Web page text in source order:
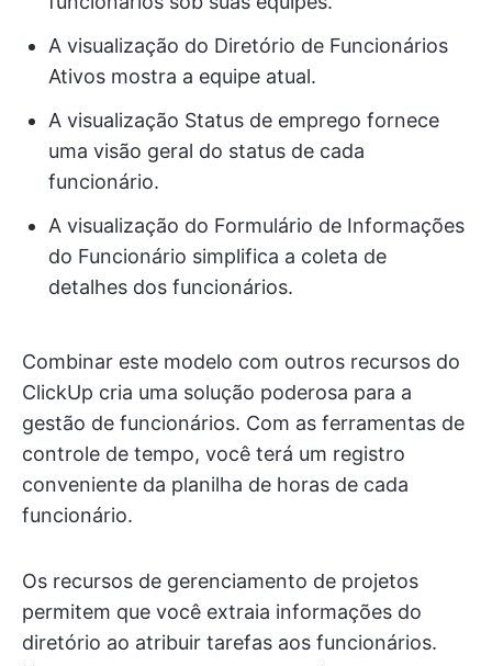
A visualização do Diretório de Funcionários
Ativos mostra a equipe atual.
A visualização Status de emprego fornece
uma visão geral do status de cada
funcionário.
A visualização do Formulário de Informações
do Funcionário simplifica a coleta de
detalhes dos funcionários.
Combinar este modelo com outros recursos do
ClickUp cria uma solução poderosa para a
gestão de funcionários. Com as ferramentas de
controle de tempo, você terá um registro
conveniente da planilha de horas de cada
funcionário.
Os recursos de gerenciamento de projetos
permitem que você extraia informações do
diretório ao atribuir tarefas aos funcionários.